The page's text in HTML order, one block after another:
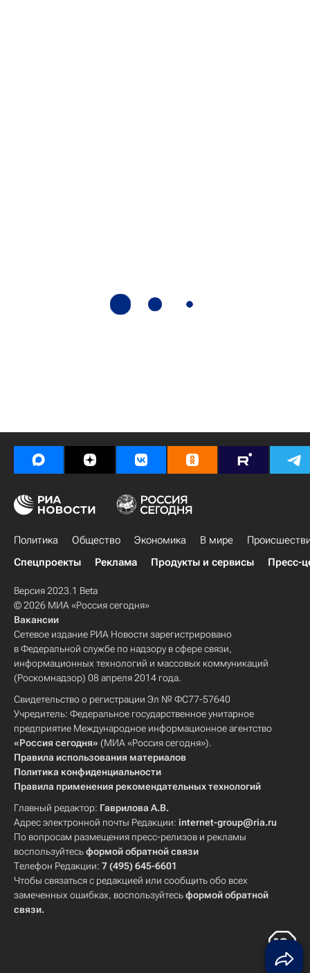
Политика Общество Экономика В мире
Спецпроекты
Реклама Продукты и сервисы Пресс-
Версия 2023.1 Beta
© 2026 МИА «Россия сегодня»
Вакансии
Сетевое издание РИА Новости зарегистрировано
в Федеральной службе по надзору в сфере связи,
информационных технологий и массовых коммуникаций
(Роскомнадзор) 08 апреля 2014 года.
Свидетельство о регистрации Эл № ФС77-57640
Учредитель: Федеральное государственное унитарное
предприятие Международное информационное агентство
«Россия сегодня» (МИА «Россия сегодня»).
Правила использования материалов
Политика конфиденциальности
Правила применения рекомендательных технологий
Главный редактор: Гаврилова А.В.
Адрес электронной почты Редакции: internet-group@ria.ru
По вопросам размещения пресс-релизов и рекламы
воспользуйтесьформой обратной связи
Телефон Редакции: 7 (495) 645-6601
Чтобы связаться с редакцией или сообщить обо всех
замеченных ошибках, воспользуйтесьформой обратной
связи.